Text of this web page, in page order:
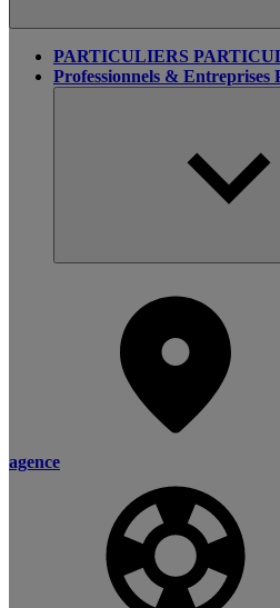
PARTICULIERS
Professionnels & Entreprises
agence